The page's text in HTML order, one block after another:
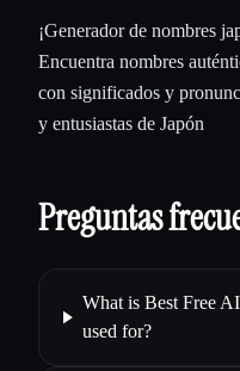
¡Generador de nombres
Encuentra nombres
con significados y
y entusiastas de Japón
Preguntas
What is Best Free
used for?